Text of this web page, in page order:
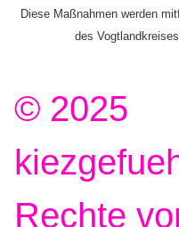
Diese Maßnahmen werden
des
© 2025
Rechte